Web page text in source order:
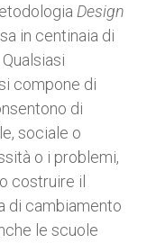
Design
in centinaia di
compone di
di
sociale o
o i problemi,
costruire il
di cambiamento
le scuole